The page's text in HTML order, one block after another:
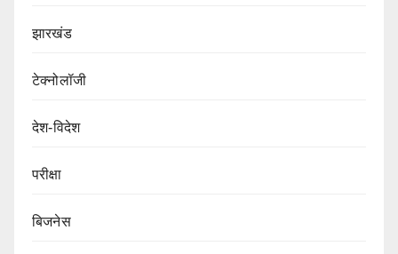
झारखंड
टेक्नोलॉजी
देश-विदेश
परीक्षा
बिजनेस